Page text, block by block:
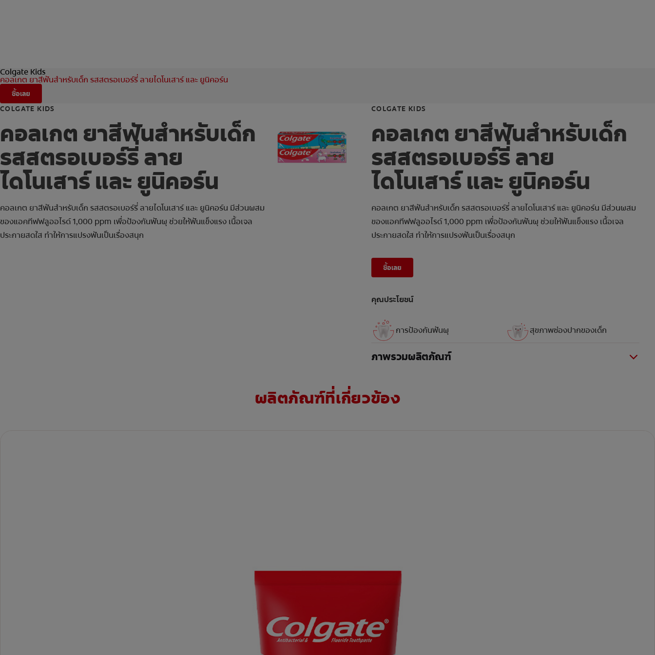
Colgate Kids
คอลเกต ยาสีฟันสำหรับเด็ก รสสตรอเบอร์รี่ ลายไดโนเสาร์ และ ยูนิคอร์น
ซื้อเลย
COLGATE KIDS
คอลเกต ยาสีฟันสำหรับเด็ก
รสสตรอเบอร์รี่ ลาย
ไดโนเสาร์ และ ยูนิคอร์น
คอลเกต ยาสีฟันสำหรับเด็ก รสสตรอเบอร์รี่ ลายไดโนเสาร์ และ ยูนิคอร์น มีส่วนผสม
ของแอคทีฟฟลูออไรด์ 1,000 ppm เพื่อป้องกันฟันผุ ช่วยให้ฟันแข็งแรง เนื้อเจล
ประกายสดใส ทำให้การแปรงฟันเป็นเรื่องสนุก
COLGATE KIDS
คอลเกต ยาสีฟันสำหรับเด็ก
รสสตรอเบอร์รี่ ลาย
ไดโนเสาร์ และ ยูนิคอร์น
คอลเกต ยาสีฟันสำหรับเด็ก รสสตรอเบอร์รี่ ลายไดโนเสาร์ และ ยูนิคอร์น มีส่วนผสม
ของแอคทีฟฟลูออไรด์ 1,000 ppm เพื่อป้องกันฟันผุ ช่วยให้ฟันแข็งแรง เนื้อเจล
ประกายสดใส ทำให้การแปรงฟันเป็นเรื่องสนุก
ซื้อเลย
คุณประโยชน์
การป้องกันฟันผุ สุขภาพช่องปากของเด็ก
ภาพรวมผลิตภัณฑ์
ผลิตภัณฑ์ที่เกี่ยวข้อง